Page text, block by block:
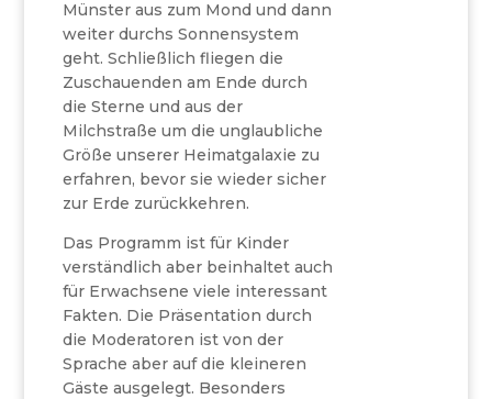
Münster aus zum Mond und dann
weiter durchs Sonnensystem
geht. Schließlich fliegen die
Zuschauenden am Ende durch
die Sterne und aus der
Milchstraße um die unglaubliche
Größe unserer Heimatgalaxie zu
erfahren, bevor sie wieder sicher
zur Erde zurückkehren.
Das Programm ist für Kinder
verständlich aber beinhaltet auch
für Erwachsene viele interessant
Fakten. Die Präsentation durch
die Moderatoren ist von der
Sprache aber auf die kleineren
Gäste ausgelegt. Besonders